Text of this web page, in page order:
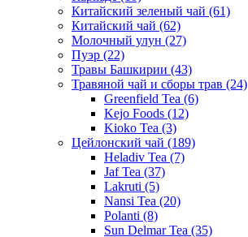
Китайский зеленый чай (61)
Китайский чай (62)
Молочный улун (27)
Пуэр (22)
Травы Башкирии (43)
Травяной чай и сборы трав (24)
Greenfield Tea (6)
Kejo Foods (12)
Kioko Tea (3)
Цейлонский чай (189)
Heladiv Tea (7)
Jaf Tea (37)
Lakruti (5)
Nansi Tea (20)
Polanti (8)
Sun Delmar Tea (35)